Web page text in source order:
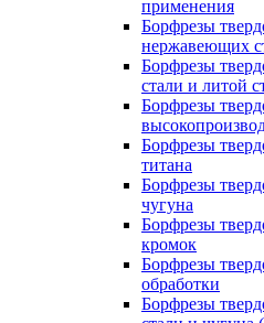
применения
Борфрезы
нержавеющих
Борфрезы
стали и литой
Борфрезы
Борфрезы
титана
Борфрезы
чугуна
Борфрезы
кромок
Борфрезы
обработки
Борфрезы